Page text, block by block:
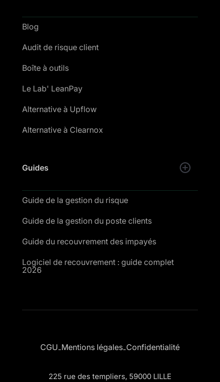
Blog
Audit de risque client
Boîte à outils
Le Lab' LeanPay
Alternative à Upflow
Alternative à Clearnox
Guides
Guide de la gestion du risque
Guide de la gestion du poste clients
Guide du recouvrement des impayés
Logiciel de recouvrement : guide complet
2026
CGU-Mentions légales-Confidentialité
225 rue des templiers, 59000 LILLE